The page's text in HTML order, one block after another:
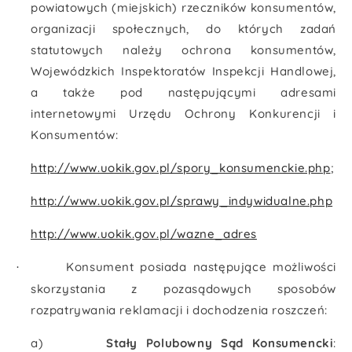
powiatowych (miejskich) rzeczników konsumentów,
organizacji społecznych, do których zadań
statutowych należy ochrona konsumentów,
Wojewódzkich Inspektoratów Inspekcji Handlowej,
a także pod następującymi adresami
internetowymi Urzędu Ochrony Konkurencji i
Konsumentów:
http://www.uokik.gov.pl/spory_konsumenckie.php;
http://www.uokik.gov.pl/sprawy_indywidualne.php
http://www.uokik.gov.pl/wazne_adres
·
Konsument posiada następujące możliwości
skorzystania z pozasądowych sposobów
rozpatrywania reklamacji i dochodzenia roszczeń:
a) Stały Polubowny Sąd Konsumencki: